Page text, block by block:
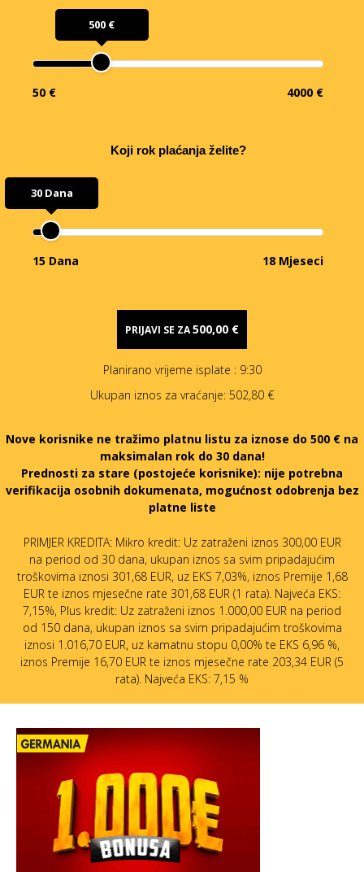
500 €
50 € 4000 €
Koji rok plaćanja želite?
30 Dana
15 Dana 18 Mjeseci
PRIJAVI SE ZA500,00 €
Planirano vrijeme isplate : 9:30
Ukupan iznos za vraćanje: 502,80 €
Nove korisnike ne tražimo platnu listu za iznose do 500 € na
maksimalan rok do 30 dana!
Prednosti za stare (postojeće korisnike): nije potrebna
verifikacija osobnih dokumenata, mogućnost odobrenja bez
platne liste
PRIMJER KREDITA: Mikro kredit: Uz zatraženi iznos 300,00 EUR
na period od 30 dana, ukupan iznos sa svim pripadajućim
troškovima iznosi 301,68 EUR, uz EKS 7,03%, iznos Premije 1,68
EUR te iznos mjesečne rate 301,68 EUR (1 rata). Najveća EKS:
7,15%, Plus kredit: Uz zatraženi iznos 1.000,00 EUR na period
od 150 dana, ukupan iznos sa svim pripadajućim troškovima
iznosi 1.016,70 EUR, uz kamatnu stopu 0,00% te EKS 6,96 %,
iznos Premije 16,70 EUR te iznos mjesečne rate 203,34 EUR (5
rata). Najveća EKS: 7,15 %